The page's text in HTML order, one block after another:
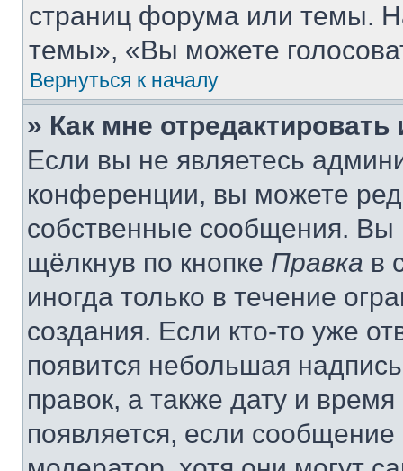
страниц форума или темы.
темы», «Вы можете
Вернуться к началу
» Как мне
Если вы не являетесь
конференции, вы можете
собственные сообщения. Вы
щёлкнув по кнопке Правка в
иногда только в течение
создания. Если кто-то уже
появится небольшая
правок, а также дату и
появляется, если